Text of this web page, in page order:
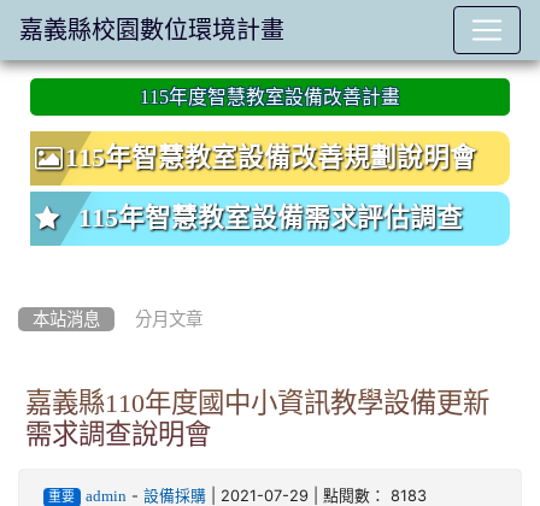
:::
115年度智慧教室設備改善計畫
115年智慧教室設備改善規劃說明會
115年智慧教室設備需求評估調查
本站消息 分月文章
嘉義縣110年度國中小資訊教學設備更新
需求調查說明會
重要 admin- 設備採購| 2021-07-29 | 點閱數： 8183
嘉義縣校園數位環境計畫